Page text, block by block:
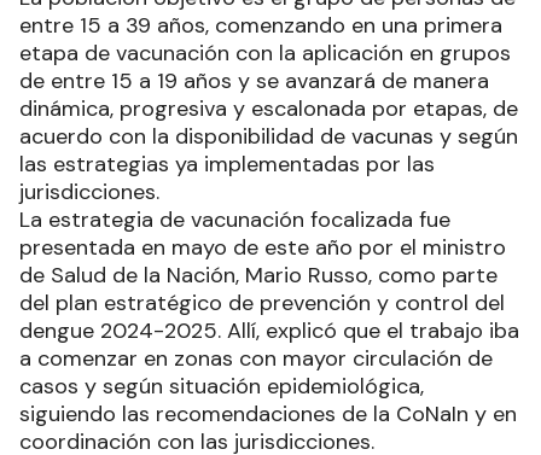
entre 15 a 39 años, comenzando en una primera
etapa de vacunación con la aplicación en grupos
de entre 15 a 19 años y se avanzará de manera
dinámica, progresiva y escalonada por etapas, de
acuerdo con la disponibilidad de vacunas y según
las estrategias ya implementadas por las
jurisdicciones.
La estrategia de vacunación focalizada fue
presentada en mayo de este año por el ministro
de Salud de la Nación, Mario Russo, como parte
del plan estratégico de prevención y control del
dengue 2024-2025. Allí, explicó que el trabajo iba
a comenzar en zonas con mayor circulación de
casos y según situación epidemiológica,
siguiendo las recomendaciones de la CoNaIn y en
coordinación con las jurisdicciones.